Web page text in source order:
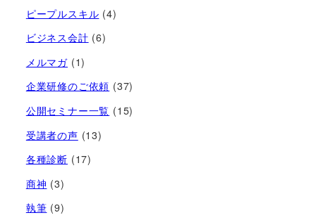
ピープルスキル (4)
ビジネス会計 (6)
メルマガ (1)
企業研修のご依頼 (37)
公開セミナー一覧 (15)
受講者の声 (13)
各種診断 (17)
商神 (3)
執筆 (9)